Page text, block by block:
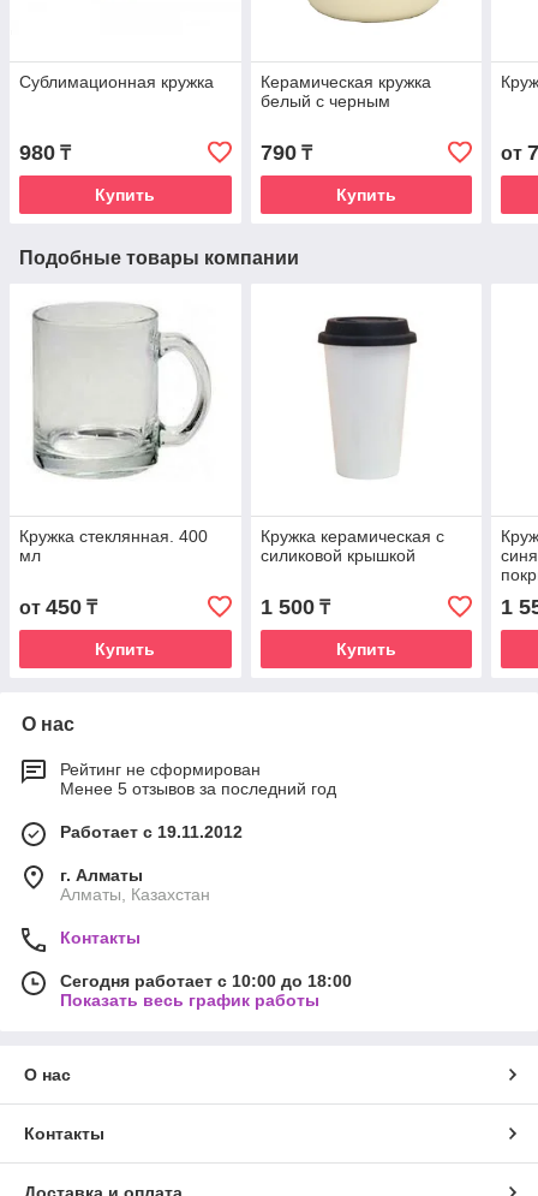
Сублимационная кружка
980 ₸
Купить
Керамическая кружка
белый с черным
790₸
Купить
от
Подобные товары компании
Кружка стеклянная. 400
мл
от 450 ₸
Купить
Кружка керамическая с
силиковой крышкой
1 500₸
Купить
1
О нас
Рейтинг не сформирован
Менее 5 отзывов за последний год
Работает с 19.11.2012
г. Алматы
Алматы, Казахстан
Контакты
Сегодня работает с 10:00 до 18:00
Показать весь график работы
О нас
Контакты